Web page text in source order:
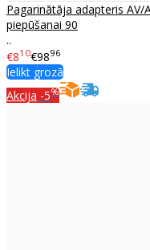
Pagarinātāja adapteris
piepūšanai 90
..
€810€9896
Ielikt grozā
Akcija -5%